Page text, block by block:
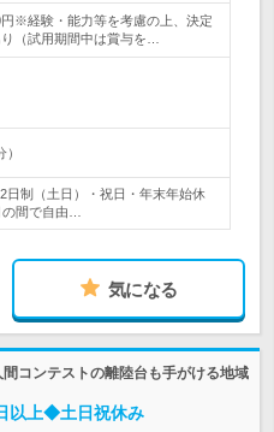
※経験・能力等を考慮の上、決定
（試用期間中は賞与を…
日制（土日）・祝日・年末年始休
間で自由…
気になる
コンテストの離陸台も手がける地域
以上◆土日祝休み